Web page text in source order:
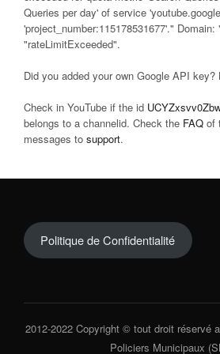
Queries per day' of service
'project_number:115178531677'."
"rateLimitExceeded".
Did you added your own Google API key?
Check in YouTube if the id
belongs to a channelid. Check the FAQ of
messages to support.
Politique de Confidentialité
2012-2022 Copyright © tout droit réservé
Policiers Municipaux